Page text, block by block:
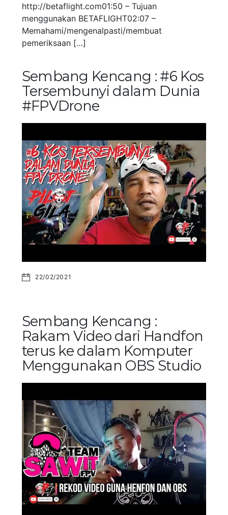
http://betaflight.com01:50 – Tujuan
menggunakan BETAFLIGHT02:07 –
Memahami/mengenalpasti/membuat
pemeriksaan […]
Sembang Kencang : #6 Kos
Tersembunyi dalam Dunia
#FPVDrone
22/02/2021
Sembang Kencang :
Rakam Video dari Handfon
terus ke dalam Komputer
Menggunakan OBS Studio